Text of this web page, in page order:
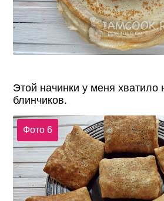
Этой начинки у меня хватило
блинчиков.
Фото 6